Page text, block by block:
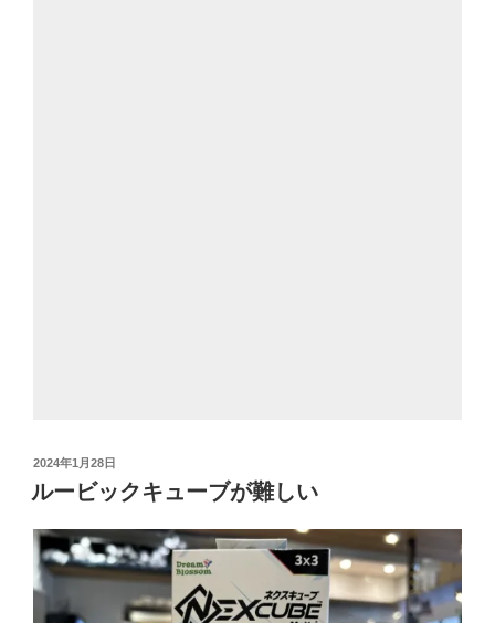
投
稿
日:
2024年1月28日
ルービックキューブが難しい